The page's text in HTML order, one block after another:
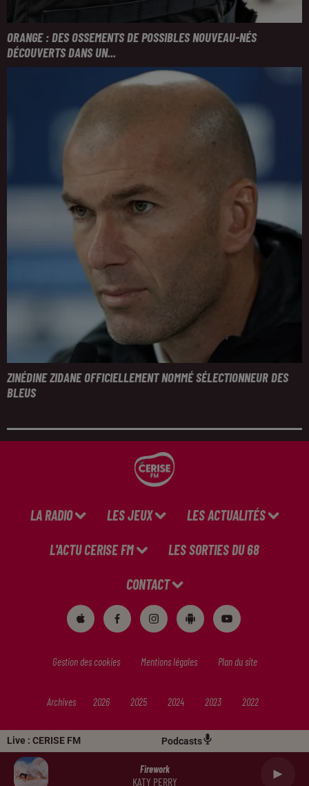
Live : CERISE FM Podcasts
Firework
KATY PERRY
ORANGE : DES OSSEMENTS DE POSSIBLES NOUVEAU-NÉS
DÉCOUVERTS DANS UN...
ZINÉDINE ZIDANE OFFICIELLEMENT NOMMÉ SÉLECTIONNEUR DES
BLEUS
LA RADIO LES JEUX LES ACTUALITÉS
L'ACTU CERISE FM LES SORTIES DU 68
CONTACT
Gestion des cookies Mentions légales Plan du site
Archives 2026 2025 2024 2023 2022